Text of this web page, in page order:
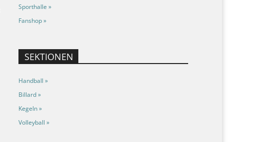
Sporthalle »
Fanshop »
SEKTIONEN
Handball »
Billard »
Kegeln »
Volleyball »